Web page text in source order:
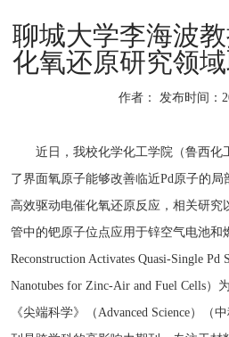
聊城大学李海波
化氧还原研究领
作者： 发布时间：
近 日，我校化学化工学院 （鲁西化
了界面氧原子能够改善临近Pd原子的
高效驱动电催化氧还原反应，相关研究
管中的钯原子位点应用于锌空气电池和
Reconstruction Activates Quasi-Single Pd
Nanotubes for Zinc-Air and Fuel Cells）
《尖端科学》（Advanced Science）（